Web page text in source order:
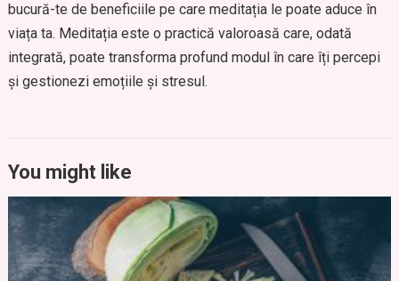
bucură-te de beneficiile pe care meditația le poate aduce în
viața ta. Meditația este o practică valoroasă care, odată
integrată, poate transforma profund modul în care îți percepi
și gestionezi emoțiile și stresul.
You might like